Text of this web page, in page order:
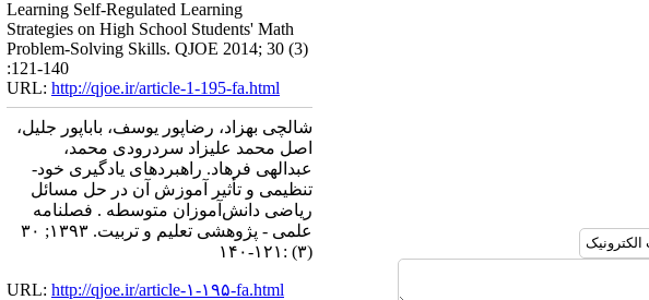
Learning Self-Regulated Learning
Strategies on High School Students' Math
Problem-Solving Skills. QJOE 2014; 30 (3)
:121-140
URL: http://qjoe.ir/article-1-195-fa.html
شالچی بهزاد، رضاپور یوسف، باباپور جلیل،
اصل محمد علیزاد سردرودی محمد،
عبدالهی فرهاد. راهبردهای یادگیری خود-
تنظیمی و تأثیر آموزش آن در حل مسائل
ریاضی دانش‌آموزان متوسطه . فصلنامه
علمی - پژوهشی تعلیم و تربیت. ۱۳۹۳; ۳۰
(۳) :۱۲۱-۱۴۰
URL: http://qjoe.ir/article-۱-۱۹۵-fa.html